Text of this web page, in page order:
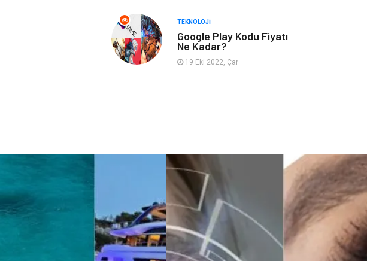
Dernekler ve
Birlikler
Pazarlama
İthalat İhracat
Servisleri
Alüminyum Restaurant
TEKNOLOJI
Google Play Kodu Fiyatı
Ne Kadar?
19 Eki 2022, Çar